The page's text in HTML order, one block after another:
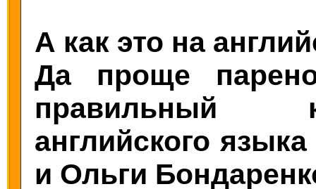
А как это на
Да проще
правильный
английского
и Ольги